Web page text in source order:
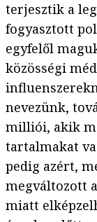
terjesztik a
fogyasztott
egyfelől
közösségi
nevezünk,
milliói, akik
tartalmakat
pedig azért,
megváltozott
miatt